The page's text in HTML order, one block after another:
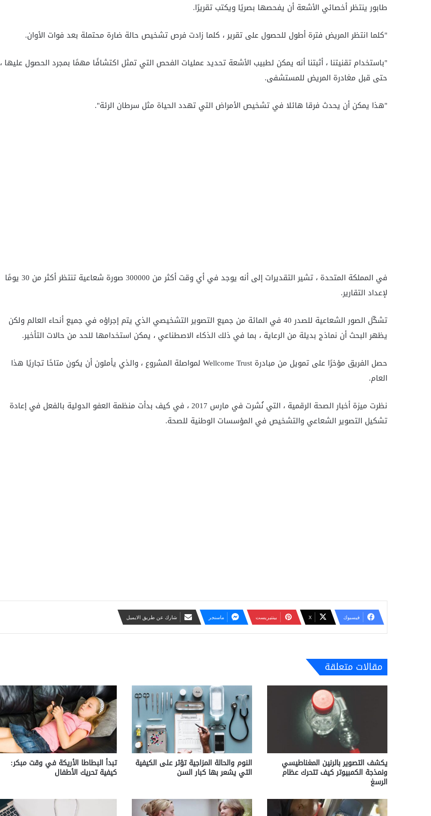
طابور ينتظر أخصائي الأشعة أن يفحصها بصريًا ويكتب تقريرًا.
"كلما انتظر المريض فترة أطول للحصول على تقرير ، كلما زادت فرص تشخيص حالة ضارة محتملة بعد فوات الأوان.
"باستخدام تقنيتنا ، أثبتنا أنه يمكن لطبيب الأشعة تحديد عمليات الفحص التي تمثل اكتشافًا مهمًا بمجرد الحصول عليها ،
حتى قبل مغادرة المريض للمستشفى.
"هذا يمكن أن يحدث فرقا هائلا في تشخيص الأمراض التي تهدد الحياة مثل سرطان الرئة".
في المملكة المتحدة ، تشير التقديرات إلى أنه يوجد في أي وقت أكثر من 300000 صورة شعاعية تنتظر أكثر من 30 يومًا
لإعداد التقارير.
تشكّل الصور الشعاعية للصدر 40 في المائة من جميع التصوير التشخيصي الذي يتم إجراؤه في جميع أنحاء العالم ولكن
يظهر البحث أن نماذج بديلة من الرعاية ، بما في ذلك الذكاء الاصطناعي ، يمكن استخدامها للحد من حالات التأخير.
حصل الفريق مؤخرًا على تمويل من مبادرة Wellcome Trust لمواصلة المشروع ، والذي يأملون أن يكون متاحًا تجاريًا هذا
العام.
نظرت ميزة أخبار الصحة الرقمية ، التي نُشرت في مارس 2017 ، في كيف بدأت منظمة العفو الدولية بالفعل في إعادة
تشكيل التصوير الشعاعي والتشخيص في المؤسسات الوطنية للصحة.
فيسبوك ‫X بينتيريست ماسنجر شارك عن طريق الايميل
مقالات متعلقة
يكشف التصوير بالرنين المغناطيسي
ونمذجة الكمبيوتر كيف تتحرك عظام
الرسغ
النوم والحالة المزاجية تؤثر على الكيفية
التي يشعر بها كبار السن
تبدأ البطاطا الأريكة في وقت مبكر:
كيفية تحريك الأطفال